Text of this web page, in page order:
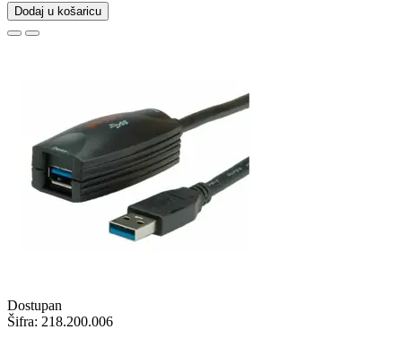
Dodaj u košaricu
Dostupan
Šifra: 218.200.006